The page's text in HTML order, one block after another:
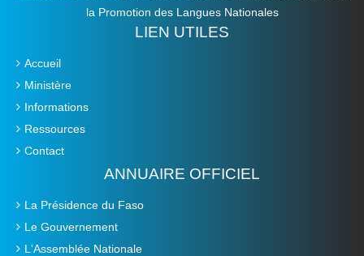
la Promotion des Langues Nationales
LIEN UTILES
Accueil
Ministère
Informations
Ressources
Contact
ANNUAIRE OFFICIEL
La Présidence du Faso
Le Gouvernement
L'Assemblée Nationale